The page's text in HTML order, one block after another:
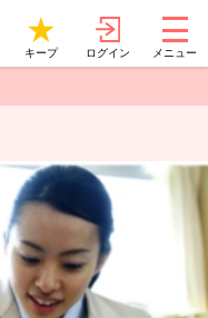
キープ ログイン メニュー